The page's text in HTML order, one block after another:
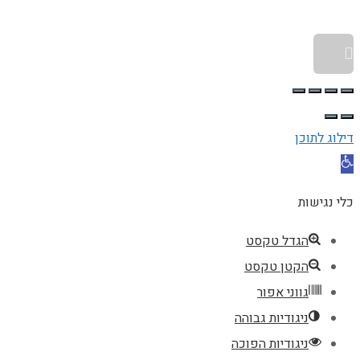
דילוג לתוכן
פתח סרגל נגישות
כלי נגישות
הגדל טקסט
הקטן טקסט
גווני אפור
ניגודיות גבוהה
ניגודיות הפוכה